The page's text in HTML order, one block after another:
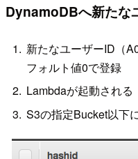
DynamoDBへ新たな
新たなユーザーID（
フォルト値0で登録
Lambdaが起動される
S3の指定Bucket以下